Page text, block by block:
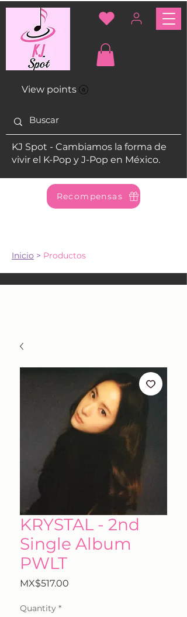
View points
KJ Spot - Cambiamos la forma de
vivir el K-Pop y J-Pop en México.
Recompensas
Inicio > Productos
KRYSTAL - 2nd
Single Album
PWLT
MX$517.00
Quantity *